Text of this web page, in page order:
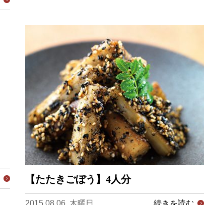
【たたきごぼう】4人分
2015,08,06, 木曜日 続きを読む